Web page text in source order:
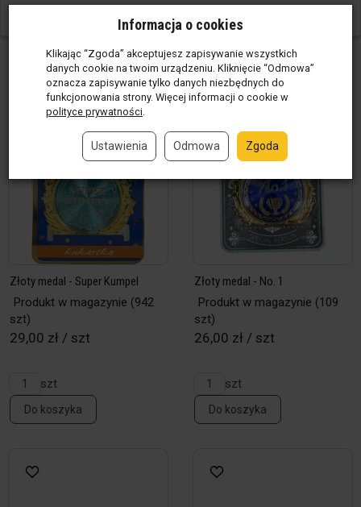
Złoty medal - Super Kumpel
Produkt w magazynie (942
szt)
29,00 zł / szt
szt
Do koszyka
Złoty medal - No. 1
Produkt w magazynie (109
szt)
26,00 zł / szt
szt
Do koszyka
W ostatnich 30 dniach produktem interesuje się
Informacja o cookies
Klikając “Zgoda” akceptujesz zapisywanie wszystkich
danych cookie na twoim urządzeniu. Kliknięcie “Odmowa”
oznacza zapisywanie tylko danych niezbędnych do
funkcjonowania strony. Więcej informacji o cookie w
polityce prywatności
Ustawienia Odmowa Zgoda